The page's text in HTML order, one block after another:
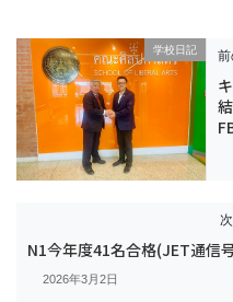
学校日記
N1今年度41名合格(JET通信
2026年3月2日